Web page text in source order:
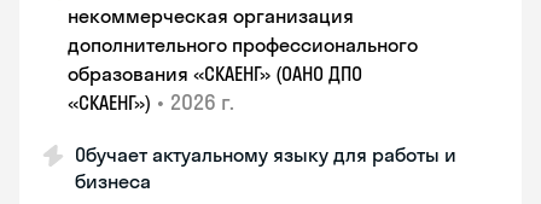
некоммерческая организация
дополнительного профессионального
образования «СКАЕНГ» (ОАНО ДПО
«СКАЕНГ») • 2026 г.
Обучает актуальному языку для работы и
бизнеса